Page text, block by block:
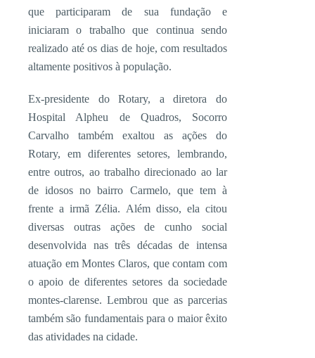
que participaram de sua fundação e
iniciaram o trabalho que continua sendo
realizado até os dias de hoje, com resultados
altamente positivos à população.
Ex-presidente do Rotary, a diretora do
Hospital Alpheu de Quadros, Socorro
Carvalho também exaltou as ações do
Rotary, em diferentes setores, lembrando,
entre outros, ao trabalho direcionado ao lar
de idosos no bairro Carmelo, que tem à
frente a irmã Zélia. Além disso, ela citou
diversas outras ações de cunho social
desenvolvida nas três décadas de intensa
atuação em Montes Claros, que contam com
o apoio de diferentes setores da sociedade
montes-clarense. Lembrou que as parcerias
também são fundamentais para o maior êxito
das atividades na cidade.